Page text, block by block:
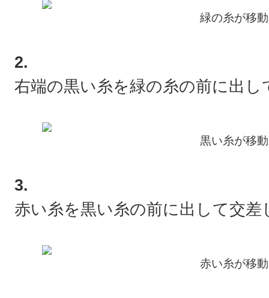
緑の糸が移動
2.
右端の黒い糸を緑の糸の前に出し
黒い糸が移動
3.
赤い糸を黒い糸の前に出して交差
赤い糸が移動